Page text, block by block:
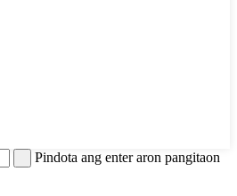
Pindota ang enter aron pangitaon